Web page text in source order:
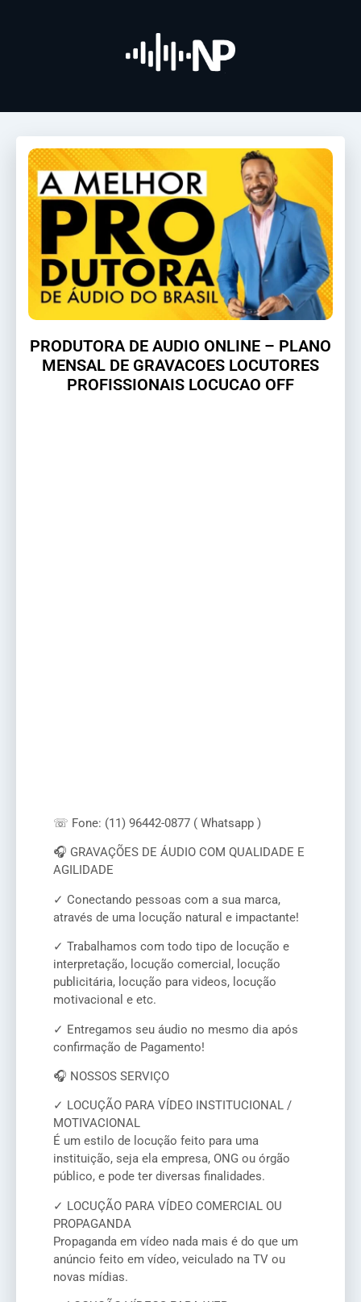
PRODUTORA DE AUDIO ONLINE – PLANO
MENSAL DE GRAVACOES LOCUTORES
PROFISSIONAIS LOCUCAO OFF
☏ Fone: (11) 96442-0877 ( Whatsapp )
🎧 GRAVAÇÕES DE ÁUDIO COM QUALIDADE E
AGILIDADE
✓ Conectando pessoas com a sua marca,
através de uma locução natural e impactante!
✓ Trabalhamos com todo tipo de locução e
interpretação, locução comercial, locução
publicitária, locução para videos, locução
motivacional e etc.
✓ Entregamos seu áudio no mesmo dia após
confirmação de Pagamento!
🎧 NOSSOS SERVIÇO
✓ LOCUÇÃO PARA VÍDEO INSTITUCIONAL /
MOTIVACIONAL
É um estilo de locução feito para uma
instituição, seja ela empresa, ONG ou órgão
público, e pode ter diversas finalidades.
✓ LOCUÇÃO PARA VÍDEO COMERCIAL OU
PROPAGANDA
Propaganda em vídeo nada mais é do que um
anúncio feito em vídeo, veiculado na TV ou
novas mídias.